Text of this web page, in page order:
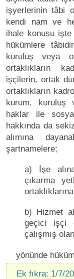
işyerlerinin tâbi
kendi nam ve
ihale konusu işte
hükümlere
kuruluş veya
ortaklıkların
işçilerin, ortak
ortaklıkların
kurum, kuruluş
haklar ile
hakkında da
alımına
şartnamelere;
a) İşe
çıkarma
b) Hizmet
geçici işçi
çalışmış
yönünde
Ek fıkra: 1/7/